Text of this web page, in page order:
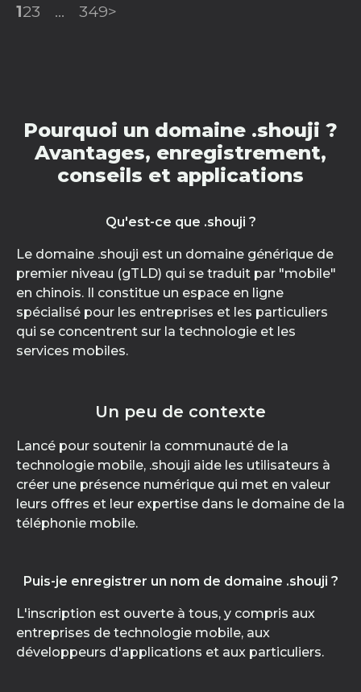
123 ... 349>
Pourquoi un domaine .shouji ?
Avantages, enregistrement,
conseils et applications
Qu'est-ce que .shouji ?
Le domaine .shouji est un domaine générique de
premier niveau (gTLD) qui se traduit par "mobile"
en chinois. Il constitue un espace en ligne
spécialisé pour les entreprises et les particuliers
qui se concentrent sur la technologie et les
services mobiles.
Un peu de contexte
Lancé pour soutenir la communauté de la
technologie mobile, .shouji aide les utilisateurs à
créer une présence numérique qui met en valeur
leurs offres et leur expertise dans le domaine de la
téléphonie mobile.
Puis-je enregistrer un nom de domaine .shouji ?
L'inscription est ouverte à tous, y compris aux
entreprises de technologie mobile, aux
développeurs d'applications et aux particuliers.